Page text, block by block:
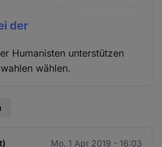
der
Humanisten unterstützen
wählen.
Mo. 1 Apr 2019 - 16:03